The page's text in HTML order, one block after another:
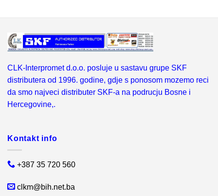
CLK-Interpromet d.o.o. posluje u sastavu grupe SKF
distributera od 1996. godine, gdje s ponosom mozemo reci
da smo najveci distributer SKF-a na podrucju Bosne i
Hercegovine,.
Kontakt info
+387 35 720 560
clkm@bih.net.ba